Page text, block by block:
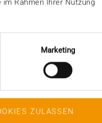
Rahmen Ihrer Nutzung
Marketing
ZULASSEN
décembre (2)
novembre (1)
juin (1)
mai (5)
février (1)
janvier (3)
2021